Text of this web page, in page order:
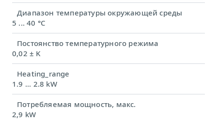
Диапазон температуры окружающей среды
5 ... 40 °C
Постоянство температурного режима
0,02 ± K
Heating_range
1.9 ... 2.8 kW
Потребляемая мощность, макс.
2,9 kW